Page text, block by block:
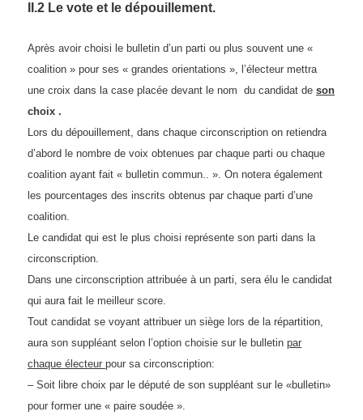
II.2 Le vote et le dépouillement.
Après avoir choisi le bulletin d’un parti ou plus souvent une «
coalition » pour ses « grandes orientations », l’électeur mettra
une croix dans la case placée devant le nom du candidat deson
choix .
Lors du dépouillement, dans chaque circonscription on retiendra
d’abord le nombre de voix obtenues par chaque parti ou chaque
coalition ayant fait « bulletin commun.. ».On notera également
les pourcentagesdes inscritsobtenus par chaque parti d’une
coalition.
Le candidat qui est le plus choisi représente son parti dans la
circonscription.
Dans une circonscription attribuée à un parti, sera élu le candidat
qui aura fait le meilleur score.
Tout candidat se voyant attribuer un siège lors de la répartition,
aura son suppléant selon l’option choisie sur le bulletinpar
chaque électeurpour sa circonscription:
– Soit libre choix par le député de son suppléant sur le «bulletin»
pour former une « paire soudée ».